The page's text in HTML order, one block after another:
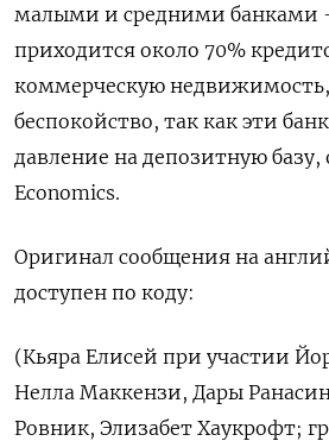
малыми и средними банками
приходится около 70%
коммерческую
беспокойство, так как эти
давление на депозитную
Economics.
Оригинал сообщения на
доступен по коду:
(Кьяра Елисей при участии
Нелла Маккензи, Дары
Ровник, Элизабет Хаукрофт;